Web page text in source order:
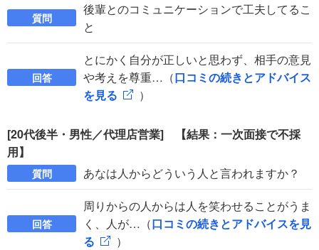
質問
後輩とのコミュニケーションで工夫してるこ
と
回答
とにかく自分が正しいと思わず、相手の意見
や考えを尊重…（口コミの続きとアドバイス
を見る
）
[20代後半・男性／代理店営業] 【結果：一次面接で不採
用】
質問 あなは人からどういう人と言われますか？
回答
周りからの人からは人を笑わせることがうま
く、人が…（口コミの続きとアドバイスを見
る
）